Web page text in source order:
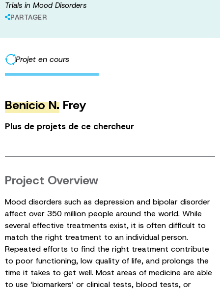
Trials in Mood Disorders
PARTAGER
Projet en cours
Benicio N. Frey
Plus de projets de ce chercheur
Project Overview
Mood disorders such as depression and bipolar disorder
affect over 350 million people around the world. While
several effective treatments exist, it is often difficult to
match the right treatment to an individual person.
Repeated efforts to find the right treatment contribute
to poor functioning, low quality of life, and prolongs the
time it takes to get well. Most areas of medicine are able
to use ‘biomarkers’ or clinical tests, blood tests, or